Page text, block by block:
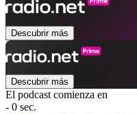
Descubrir más
Descubrir más
El podcast comienza en
- 0 sec.